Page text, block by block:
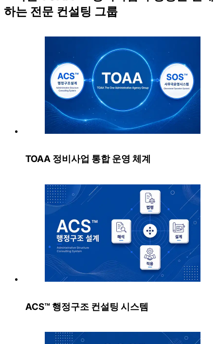
하는 전문 컨설팅 그룹
TOAA 정비사업 통합 운영 체계
ACS™ 행정구조 컨설팅 시스템